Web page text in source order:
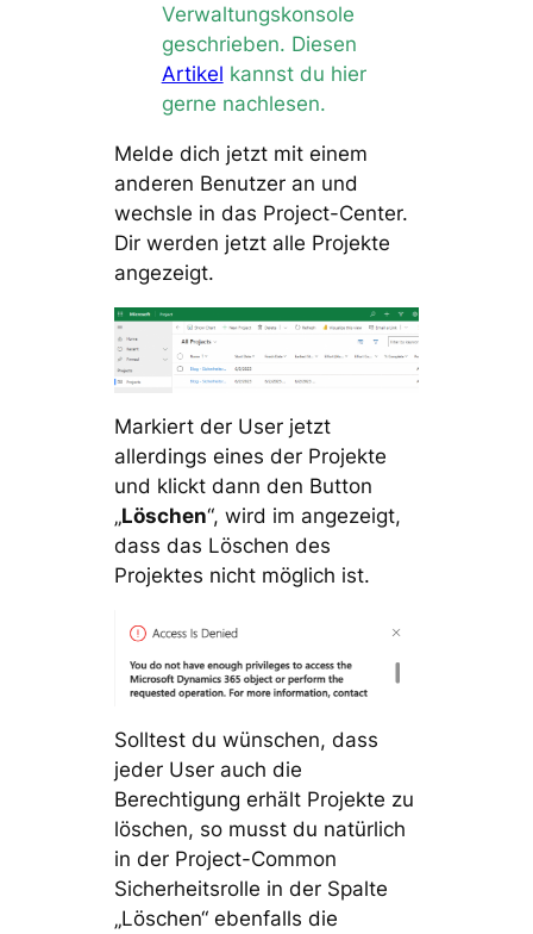
Verwaltungskonsole
geschrieben. Diesen
Artikel kannst du hier
gerne nachlesen.
Melde dich jetzt mit einem
anderen Benutzer an und
wechsle in das Project-Center.
Dir werden jetzt alle Projekte
angezeigt.
Markiert der User jetzt
allerdings eines der Projekte
und klickt dann den Button
„Löschen“, wird im angezeigt,
dass das Löschen des
Projektes nicht möglich ist.
Solltest du wünschen, dass
jeder User auch die
Berechtigung erhält Projekte zu
löschen, so musst du natürlich
in der Project-Common
Sicherheitsrolle in der Spalte
„Löschen“ ebenfalls die